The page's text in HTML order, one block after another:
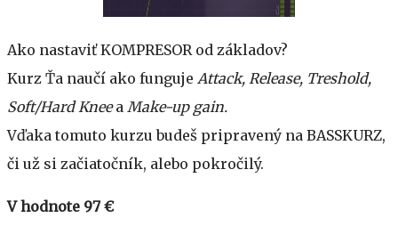
Ako nastaviť KOMPRESOR od základov?
Kurz Ťa naučí ako funguje Attack, Release, Treshold,
Soft/Hard Kneea Make-up gain.
Vďaka tomuto kurzu budeš pripravený na BASSKURZ,
či už si začiatočník, alebo pokročilý.
V hodnote 97 €